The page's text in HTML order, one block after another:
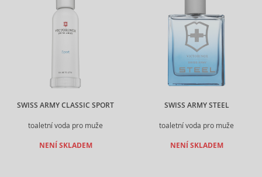
SWISS ARMY CLASSIC SPORT
toaletní voda pro muže
NENÍ SKLADEM
SWISS ARMY STEEL
toaletní voda pro muže
NENÍ SKLADEM